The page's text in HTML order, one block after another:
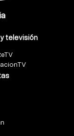
y televisión